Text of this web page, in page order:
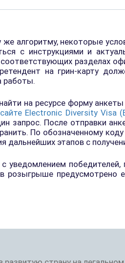
алгоритму, некоторые
с инструкциями и
разделах
на грин-карту
работы.
на ресурсе форму
Electronic Diversity Visa
запрос. После отправки
По обозначенному
дальнейших этапов с
уведомлением
предусмотрено